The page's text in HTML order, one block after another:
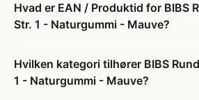
Hvad er EAN / Produktid for BIBS
Str. 1 - Naturgummi - Mauve?
Hvilken kategori tilhører BIBS
1 - Naturgummi - Mauve?